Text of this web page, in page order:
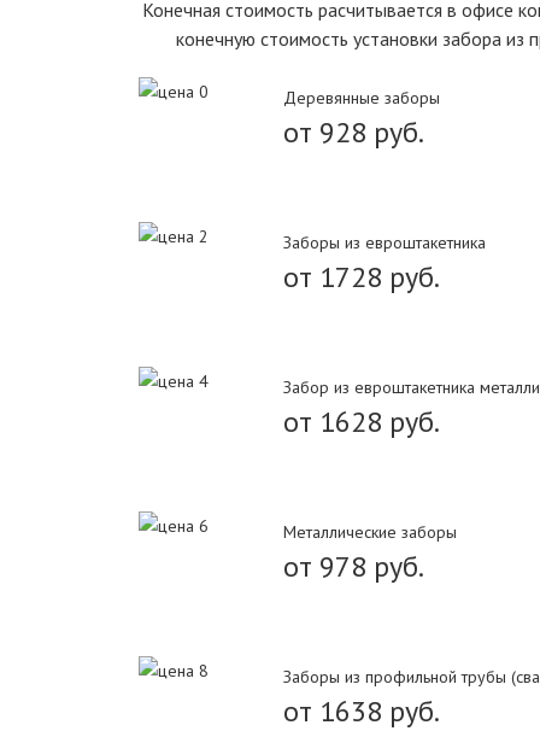
Конечная стоимость расчитывается в офисе
конечную стоимость установки забора
Деревянные заборы
от 928 руб.
Заборы из евроштакетника
от 1728 руб.
Забор из евроштакетника
от 1628 руб.
Металлические заборы
от 978 руб.
Заборы из профильной трубы
от 1638 руб.